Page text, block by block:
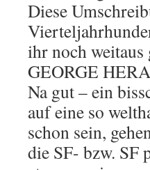
Diese
ihr noch weitaus
GEORGE
Na gut – ein
auf eine so
schon sein,
die SF- bzw. SF